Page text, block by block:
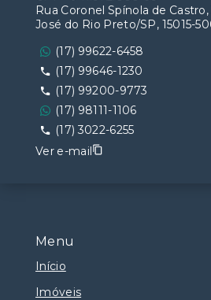
Menu
Início
Imóveis
Rua Coronel Spínola de
José do Rio Preto/SP, 15015-
(17) 99622-6458
(17) 99646-1230
(17) 99200-9773
(17) 98111-1106
(17) 3022-6255
Ver e-mail